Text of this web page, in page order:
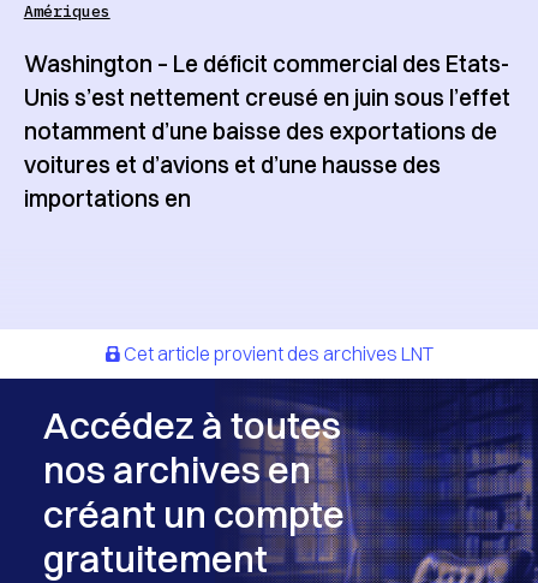
Amériques
Washington – Le déficit commercial des Etats-
Unis s’est nettement creusé en juin sous l’effet
notamment d’une baisse des exportations de
voitures et d’avions et d’une hausse des
importations en
Cet article provient des archives LNT
Accédez à toutes
nos archives en
créant un compte
gratuitement